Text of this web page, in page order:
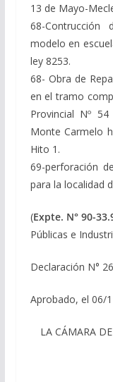
13 de Mayo-
68-
modelo en
ley 8253.
68- Obra de
en el tramo
Provincial Nº
Monte Carmelo
Hito 1.
69-perforación
para la localidad
(Expte. N° 90-
Públicas e
Declaración N°
Aprobado, el 06/
LA CÁMARA